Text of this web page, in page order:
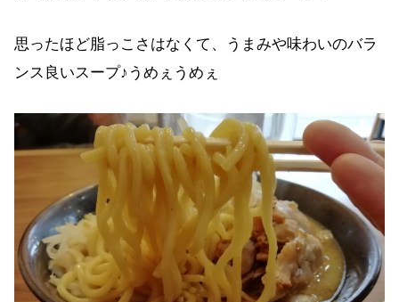
思ったほど脂っこさはなくて、うまみや味わいのバラ
ンス良いスープ♪うめぇうめぇ